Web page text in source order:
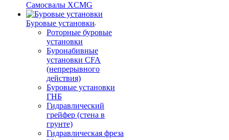
Самосвалы XCMG
Буровые установки
Роторные буровые
установки
Буронабивные
установки CFA
(непрерывного
действия)
Буровые установки
ГНБ
Гидравлический
грейфер (стена в
грунте)
Гидравлическая фреза